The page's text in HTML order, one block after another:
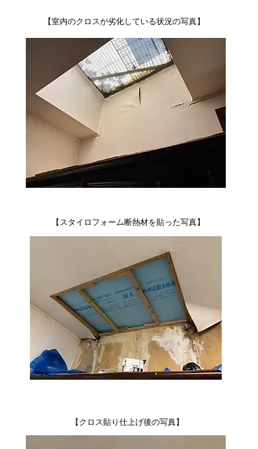
【室内のクロスが劣化している状況の写真】
【スタイロフォーム断熱材を貼った写真】
【クロス貼り仕上げ後の写真】